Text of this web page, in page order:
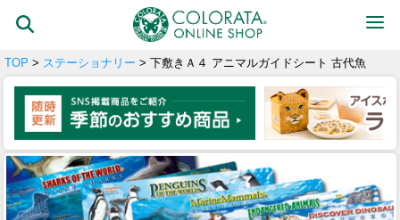
TOP > ステーショナリー > 下敷きＡ４ アニマルガイドシート 古代魚